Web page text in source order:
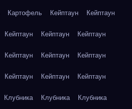
Картофель Кейптаун Кейптаун
Кейптаун Кейптаун Кейптаун
Кейптаун Кейптаун Кейптаун
Кейптаун Кейптаун Кейптаун
Клубника Клубника Клубника